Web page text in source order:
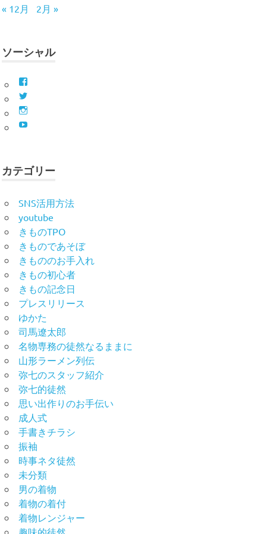
« 12月 2月 »
ソーシャル
カテゴリー
SNS活用方法
youtube
きものTPO
きものであそぼ
きもののお手入れ
きもの初心者
きもの記念日
プレスリリース
ゆかた
司馬遼太郎
名物専務の徒然なるままに
山形ラーメン列伝
弥七のスタッフ紹介
弥七的徒然
思い出作りのお手伝い
成人式
手書きチラシ
振袖
時事ネタ徒然
未分類
男の着物
着物の着付
着物レンジャー